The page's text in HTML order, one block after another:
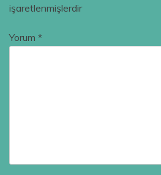
işaretlenmişlerdir
Yorum *